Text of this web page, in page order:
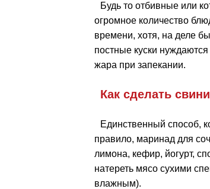
Будь то отбивные или
огромное количество
времени, хотя, на деле
постные куски
жара при запекании.
Как сделать
Единственный способ,
правило, маринад для
лимона, кефир, йогурт,
натереть мясо сухими
влажным).